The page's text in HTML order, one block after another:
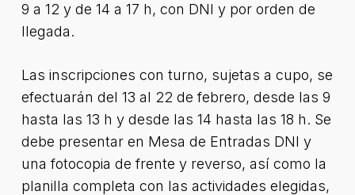
9 a 12 y de 14 a 17 h, con DNI y por orden de
llegada.
Las inscripciones con turno, sujetas a cupo, se
efectuarán del 13 al 22 de febrero, desde las 9
hasta las 13 h y desde las 14 hasta las 18 h. Se
debe presentar en Mesa de Entradas DNI y
una fotocopia de frente y reverso, así como la
planilla completa con las actividades elegidas,